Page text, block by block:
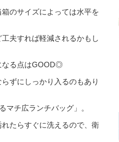
のサイズによっては水平を
夫すれば軽減されるかもし
なる点はGOOD◎
ずにしっかり入るのもあり
マチ広ランチバッグ」。
たらすぐに洗えるので、衛